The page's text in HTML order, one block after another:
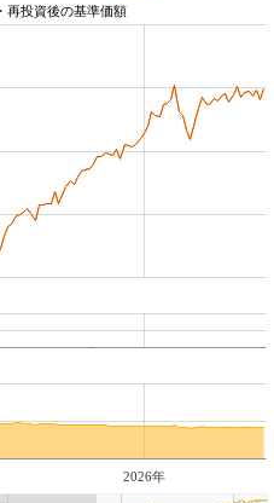
再投資後の基準価額
2026年